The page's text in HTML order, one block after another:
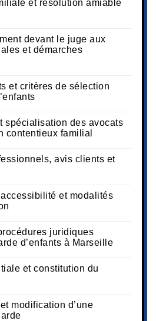
et résolution amiable
devant le juge aux
et démarches
et critères de sélection
spécialisation des avocats
contentieux familial
avis clients et
et modalités
juridiques
d’enfants à Marseille
et constitution du
modification d’une